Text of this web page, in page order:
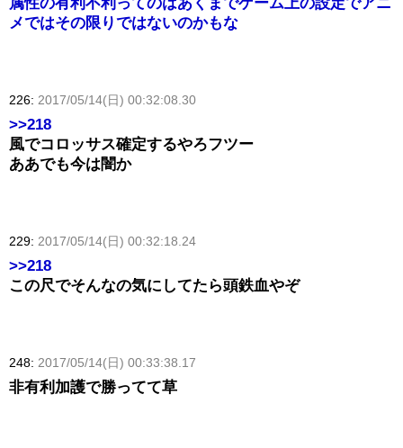
メではその限りではないのかもな
226: 2017/05/14(日) 00:32:08.30
>>218
風でコロッサス確定するやろフツー
ああでも今は闇か
229: 2017/05/14(日) 00:32:18.24
>>218
この尺でそんなの気にしてたら頭鉄血やぞ
248: 2017/05/14(日) 00:33:38.17
非有利加護で勝ってて草